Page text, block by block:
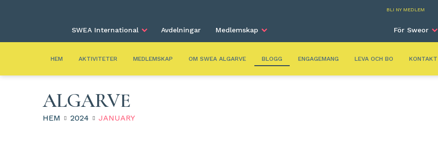
BLI NY MEDLEM
SWEA International Avdelningar Medlemskap För Sweor
HEM AKTIVITETER MEDLEMSKAP OM SWEA ALGARVE BLOGG ENGAGEMANG LEVA OCH BO KONTAKT
ALGARVE
HEM 2024 JANUARY